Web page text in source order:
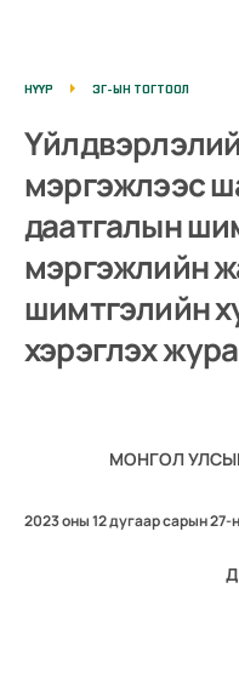
НҮҮР ЗГ-ЫН ТОГТООЛ
мэргэжлээс
даатгалын
мэргэжлийн
шимтгэлийн
хэрэглэх
МОНГОЛ
2023 оны 12 дугаар сарын 27-